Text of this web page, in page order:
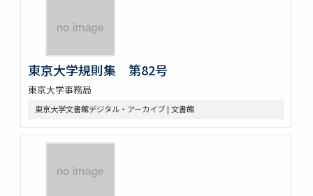
東京大学規則集 第82号
東京大学事務局
東京大学文書館デジタル・アーカイブ | 文書館